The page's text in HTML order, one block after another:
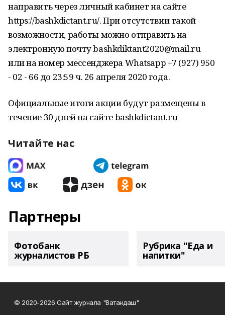
направить через личный кабинет на сайте
https://bashkdictant.ru/. При отсутствии такой
возможности, работы можно отправить на
электронную почту bashkdiktant2020@mail.ru
или на номер мессенджера Whatsapp +7 (927) 950
- 02 - 66 до 23:59 ч. 26 апреля 2020 года.
Официальные итоги акции будут размещены в
течение 30 дней на сайте bashkdictant.ru
Читайте нас
Партнеры
Фотобанк
журналистов РБ
Рубрика "Еда и
напитки"
© 2020-2026 Сайт журнала "Ватандаш"